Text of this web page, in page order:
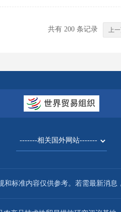
共有 200 条记录 上
和标准内容仅供参考。若需最新消